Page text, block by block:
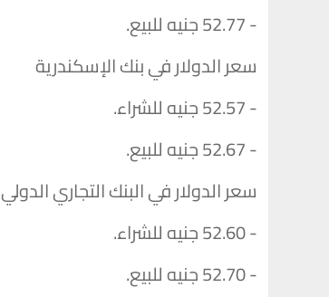
- 52.77 جنيه للبيع.
سعر الدولار في بنك الإسكندرية
- 52.57 جنيه للشراء.
- 52.67 جنيه للبيع.
سعر الدولار في البنك التجاري الدولي CIB
- 52.60 جنيه للشراء.
- 52.70 جنيه للبيع.